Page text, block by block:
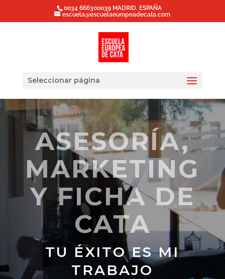
0034 666300039 MADRID. ESPAÑA
escuela@escuelaeuropeadecata.com
Seleccionar página
ASESORÍA,
MARKETING
Y FICHA DE
CATA
TU ÉXITO ES MI
TRABAJO